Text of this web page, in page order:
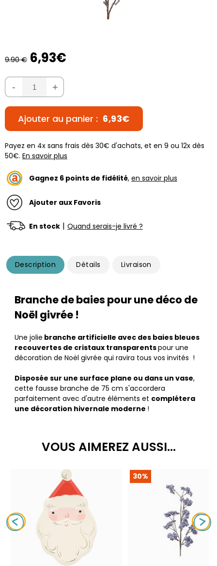
9.90 € 6,93€
- +
Ajouter au panier : 6,93€
Payez en 4x sans frais dès 30€ d'achats, et en 9 ou 12x dès
50€. En savoir plus
Gagnez 6 points de fidélité, en savoir plus
Ajouter aux Favoris
En stock | Quand serais-je livré ?
Description Détails Livraison
Branche de baies pour une déco de
Noël givrée !
Une jolie branche artificielle avec des baies bleues
recouvertes de cristaux transparentspour une
décoration de Noël givrée qui ravira tous vos invités !
Disposée sur une surface plane ou dans un vase,
cette fausse branche de 75 cm s'accordera
parfaitement avec d'autre éléments et complétera
une décoration hivernale moderne !
VOUS AIMEREZ AUSSI...
30%